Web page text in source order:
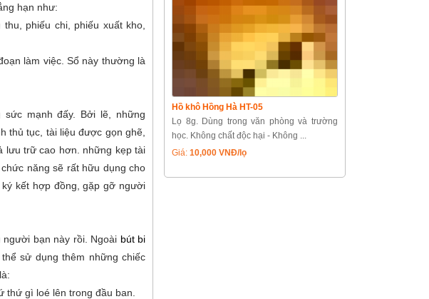
hạn như:
phiếu chi, phiếu xuất kho,
làm việc. Sổ này thường là
mạnh đấy. Bởi lẽ, những
thủ tục, tài liệu được gọn ghẽ,
lưu trữ cao hơn. những kẹp tài
năng sẽ rất hữu dụng cho
kết hợp đồng, gặp gỡ người
người bạn này rồi. Ngoài bút bi
sử dụng thêm những chiếc
thứ gì loé lên trong đầu ban.
Hồ khô Hồng Hà HT-05
Lọ 8g. Dùng trong văn phòng và trường
học. Không chất độc hại - Không ...
Giá: 10,000 VNĐ/lọ